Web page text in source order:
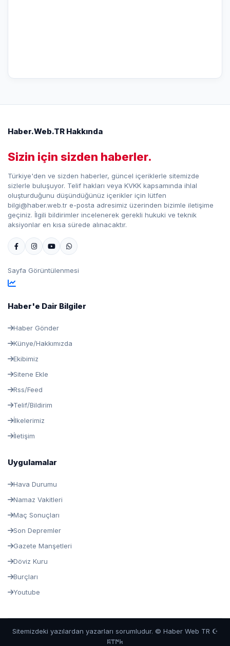
Haber.Web.TR Hakkında
Sizin için sizden haberler.
Türkiye'den ve sizden haberler, güncel içeriklerle sitemizde
sizlerle buluşuyor. Telif hakları veya KVKK kapsamında ihlal
oluşturduğunu düşündüğünüz içerikler için lütfen
bilgi@haber.web.tr e-posta adresimiz üzerinden bizimle iletişime
geçiniz. İlgili bildirimler incelenerek gerekli hukuki ve teknik
aksiyonlar en kısa sürede alınacaktır.
Sayfa Görüntülenmesi
Haber'e Dair Bilgiler
Haber Gönder
Künye/Hakkımızda
Ekibimiz
Sitene Ekle
Rss/Feed
Telif/Bildirim
İlkelerimiz
İletişim
Uygulamalar
Hava Durumu
Namaz Vakitleri
Maç Sonuçları
Son Depremler
Gazete Manşetleri
Döviz Kuru
Burçları
Youtube
Sitemizdeki yazılardan yazarları sorumludur. © Haber Web TR ☪
𐱅𐰇𐰼𐰰